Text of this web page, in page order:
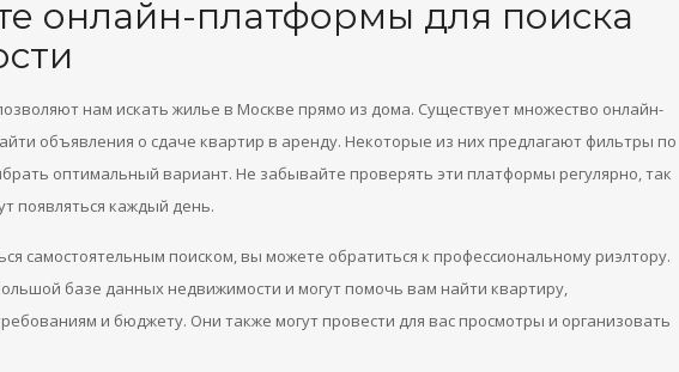
онлайн-платформы для поиска
нам искать жилье в Москве прямо из дома. Существует множество онлайн-
объявления о сдаче квартир в аренду. Некоторые из них предлагают фильтры по
оптимальный вариант. Не забывайте проверять эти платформы регулярно, так
появляться каждый день.
самостоятельным поиском, вы можете обратиться к профессиональному риэлтору.
базе данных недвижимости и могут помочь вам найти квартиру,
и бюджету. Они также могут провести для вас просмотры и организовать